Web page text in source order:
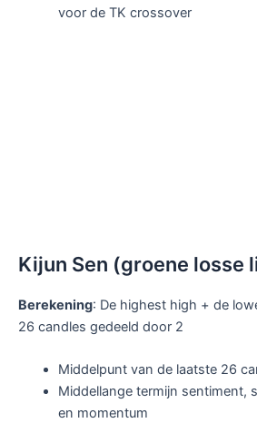
voor de TK crossover
Kijun Sen (groene losse
Berekening: De highest high + de
26 candles gedeeld door 2
Middelpunt van de laatste 26
Middellange termijn sentiment,
en momentum